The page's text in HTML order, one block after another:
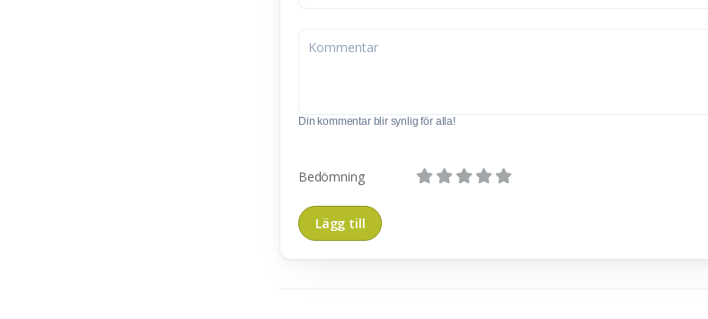
Din kommentar blir synlig för alla!
Bedömning